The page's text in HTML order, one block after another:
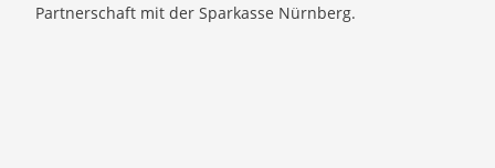
Partnerschaft mit der Sparkasse Nürnberg.